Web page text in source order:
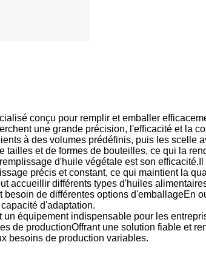
conçu pour remplir et emballer
une grande précision, l'efficacité et la
à des volumes prédéfinis, puis les scelle
et de formes de bouteilles, ce qui la
d'huile végétale est son
précis et constant, ce qui maintient la
accueillir différents types d'huiles
de différentes options d'emballageEn
d'adaptation.
équipement indispensable pour les
de productionOffrant une solution fiable et
besoins de production variables.